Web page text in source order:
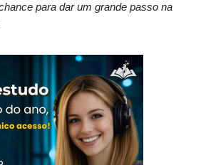
para dar um grande passo na